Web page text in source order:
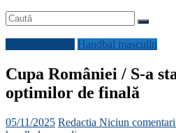
Handbal masculin
Cupa României / S-a
optimilor de finală
05/11/2025 Redactia Niciun